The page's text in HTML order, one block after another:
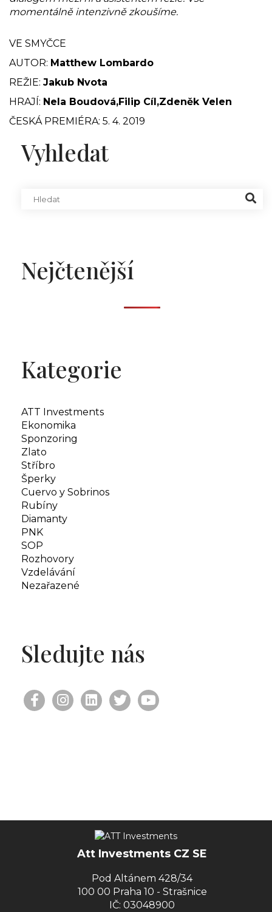
momentálně intenzivně zkoušíme.
VE SMYČCE
AUTOR: Matthew Lombardo
REŽIE: Jakub Nvota
HRAJÍ: Nela Boudová,Filip Cíl,Zdeněk Velen
ČESKÁ PREMIÉRA: 5. 4. 2019
Vyhledat
Nejčtenější
Kategorie
ATT Investments
Ekonomika
Sponzoring
Zlato
Stříbro
Šperky
Cuervo y Sobrinos
Rubíny
Diamanty
PNK
SOP
Rozhovory
Vzdelávání
Nezařazené
Sledujte nás
Att Investments CZ SE
Pod Altánem 428/34
100 00 Praha 10 - Strašnice
IČ: 03048900